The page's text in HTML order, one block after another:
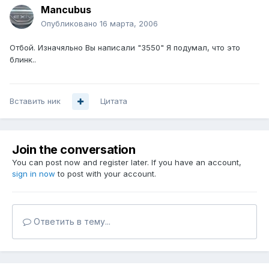
Mancubus
Опубликовано 16 марта, 2006
Отбой. Изначяльно Вы написали "3550" Я подумал, что это
блинк..
Вставить ник Цитата
Join the conversation
You can post now and register later. If you have an account,
sign in now to post with your account.
Ответить в тему...